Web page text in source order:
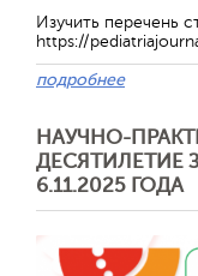
Изучить перечень
https://
подробнее
НАУЧНО-
ДЕСЯТИЛЕТИЕ
6.11.2025 ГОДА